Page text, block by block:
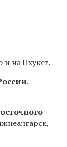
и на Пхукет.
.